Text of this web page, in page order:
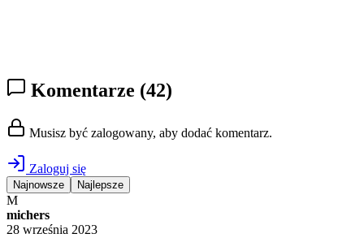
Komentarze (42)
Musisz być zalogowany, aby dodać komentarz.
Zaloguj się
Najnowsze Najlepsze
M
michers
28 września 2023